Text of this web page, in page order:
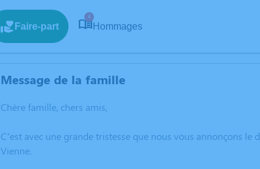
Faire-part
4
Hommages
Message de la famille
Chère famille, chers amis,
C’est avec une grande tristesse que nous vous annonçons le
Vienne.